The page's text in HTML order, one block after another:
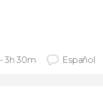
3h 30m Español